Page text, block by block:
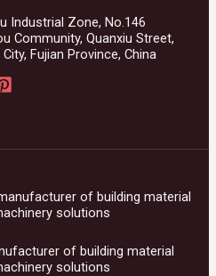
Industrial Zone, No.146
Community, Quanxiu Street,
Fujian Province, China
of building material
solutions
of building material
solutions